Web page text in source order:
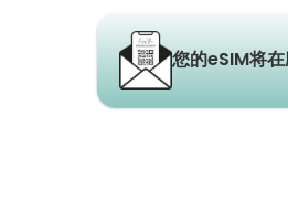
您的eSIM将在